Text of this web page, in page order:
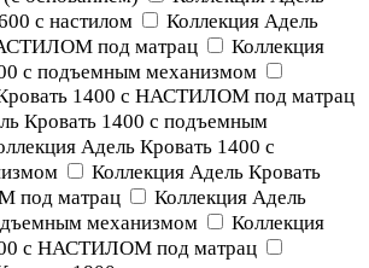
с настилом
Коллекция Адель
под матрац
Коллекция
с подъемным механизмом
1400 с НАСТИЛОМ под матрац
Кровать 1400 с подъемным
Адель Кровать 1400 с
Коллекция Адель Кровать
под матрац
Коллекция Адель
механизмом
Коллекция
с НАСТИЛОМ под матрац